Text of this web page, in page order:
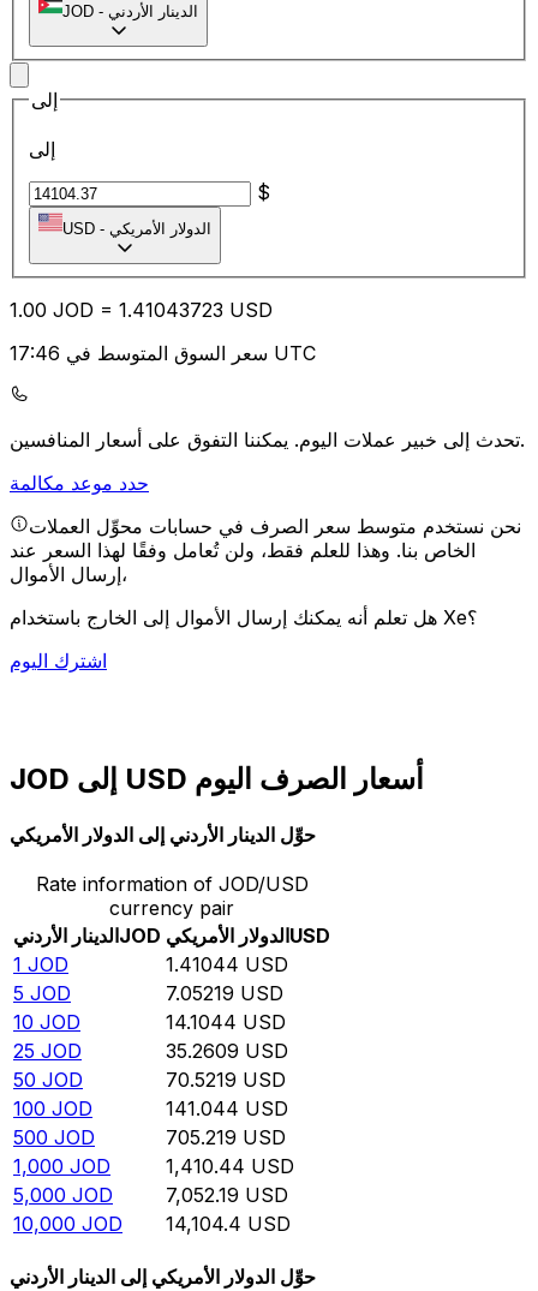
JOD - الدينار الأردني
إلى
إلى
$
USD - الدولار الأمريكي
1.00 JOD = 1.41043723 USD
سعر السوق المتوسط في 17:46 UTC
تحدث إلى خبير عملات اليوم.يمكننا التفوق على أسعار المنافسين.
حدد موعد مكالمة
نحن نستخدم متوسط سعر الصرف في حسابات محوِّل العملات
الخاص بنا. وهذا للعلم فقط، ولن تُعامل وفقًا لهذا السعر عند
إرسال الأموال،
هل تعلم أنه يمكنك إرسال الأموال إلى الخارج باستخدام Xe؟
اشترك اليوم
JOD إلى USD أسعار الصرف اليوم
حوِّل الدينار الأردني إلى الدولار الأمريكي
Rate information of JOD/USD
currency pair
الدينار الأردنيJOD الدولار الأمريكيUSD
1 JOD 1.41044 USD
5 JOD 7.05219 USD
10 JOD 14.1044 USD
25 JOD 35.2609 USD
50 JOD 70.5219 USD
100 JOD 141.044 USD
500 JOD 705.219 USD
1,000 JOD 1,410.44 USD
5,000 JOD 7,052.19 USD
10,000 JOD 14,104.4 USD
حوِّل الدولار الأمريكي إلى الدينار الأردني